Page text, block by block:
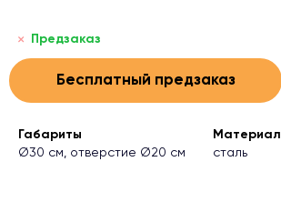
Предзаказ
Бесплатный предзаказ
Габариты
Ø30 см, отверстие Ø20 см
Материал
сталь